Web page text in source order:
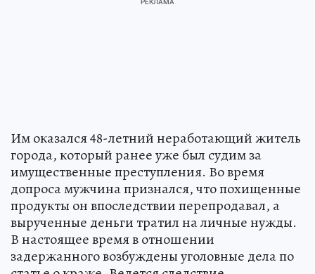
Им оказался 48-летний неработающий житель
города, который ранее уже был судим за
имущественные преступления. Во время
допроса мужчина признался, что похищенные
продукты он впоследствии перепродавал, а
вырученные деньги тратил на личные нужды.
В настоящее время в отношении
задержанного возбуждены уголовные дела по